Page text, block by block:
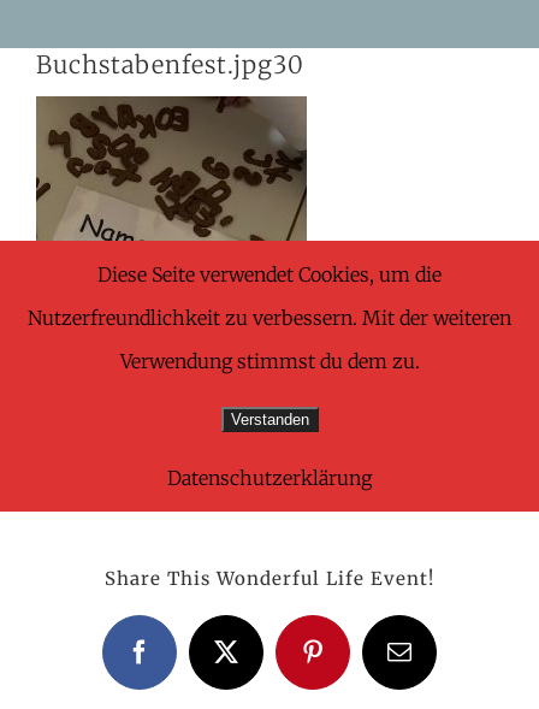
Buchstabenfest.jpg30
Share This Wonderful Life Event!
FacebookX PinterestE-
Mail
Diese Seite verwendet Cookies, um die
Nutzerfreundlichkeit zu verbessern. Mit der weiteren
Verwendung stimmst du dem zu.
Verstanden
Datenschutzerklärung